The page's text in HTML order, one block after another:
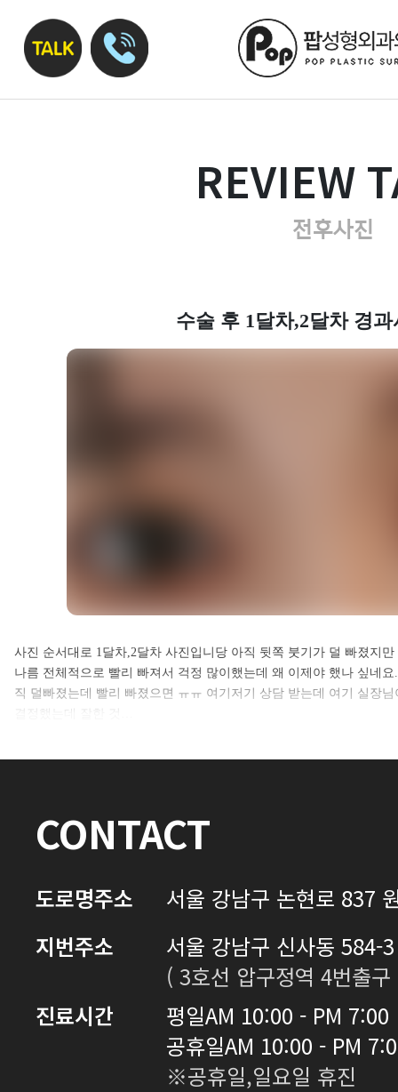
REVIEW
전후사진
수술 후 1달차,2달차 경
셀카후기 전체 내용은
로그인 후 확인하실 수 있습니다.
사진 순서대로 1달차,2달차 사진입니당 아직 뒷쪽 붓기가 덜 빠졌지
나름 전체적으로 빨리 빠져서 걱정 많이했는데 왜 이제야 했나 싶네
직 덜빠졌는데 빨리 빠졌으면 ㅠㅠ 여기저기 상담 받는데 여기 실장
결정했는데 잘한 것…
CONTACT
도로명주소
서울 강남구 논현로 837
지번주소
서울 강남구 신사동 584-
( 3호선 압구정역 4번출
진료시간
평일AM 10:00 - PM 7:00
공휴일AM 10:00 - PM
※공휴일,일요일 휴진